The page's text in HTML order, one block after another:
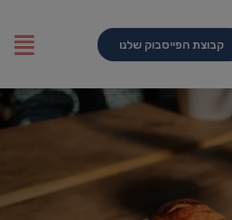
קבוצת הפייסבוק שלנו